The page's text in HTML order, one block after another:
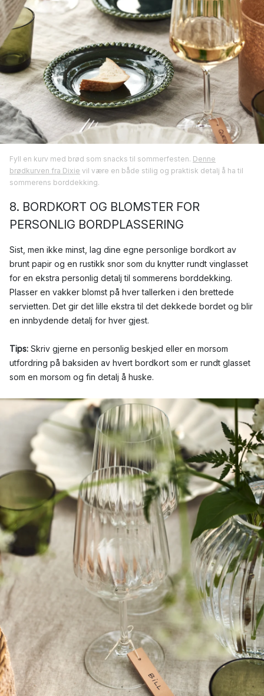
Fyll en kurv med brød som snacks til sommerfesten. Denne
brødkurven fra Dixie vil være en både stilig og praktisk detalj å ha til
sommerens borddekking.
8. BORDKORT OG BLOMSTER FOR
PERSONLIG BORDPLASSERING
Sist, men ikke minst, lag dine egne personlige bordkort av
brunt papir og en rustikk snor som du knytter rundt vinglasset
for en ekstra personlig detalj til sommerens borddekking.
Plasser en vakker blomst på hver tallerken i den brettede
servietten. Det gir det lille ekstra til det dekkede bordet og blir
en innbydende detalj for hver gjest.
Tips: Skriv gjerne en personlig beskjed eller en morsom
utfordring på baksiden av hvert bordkort som er rundt glasset
som en morsom og fin detalj å huske.